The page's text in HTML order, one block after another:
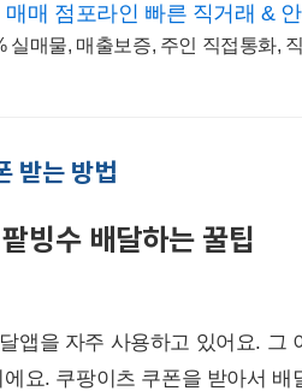
매 점포라인 빠른 직거래 &
실매물, 매출보증, 주인 직접통화,
받는 방법
빙수 배달하는 꿀팁
앱을 자주 사용하고 있어요. 그
요. 쿠팡이츠 쿠폰을 받아서